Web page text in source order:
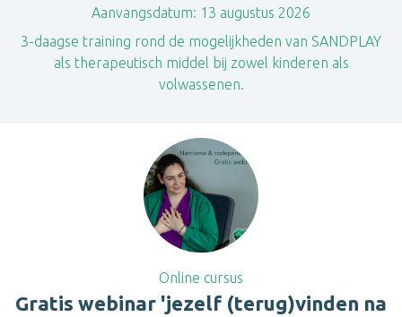
Aanvangsdatum: 13 augustus 2026
3-daagse training rond de mogelijkheden van SANDPLAY
als therapeutisch middel bij zowel kinderen als
volwassenen.
Online cursus
Gratis webinar 'jezelf (terug)vinden na